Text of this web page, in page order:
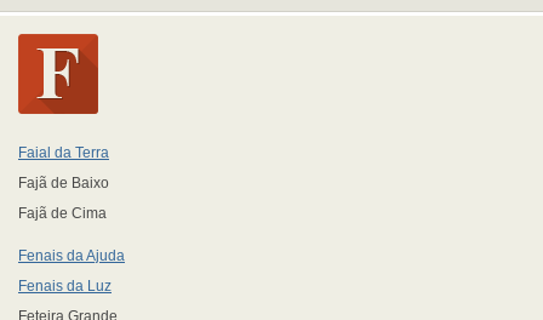
Faial da Terra
Fajã de Baixo
Fajã de Cima
Fenais da Ajuda
Fenais da Luz
Feteira Grande